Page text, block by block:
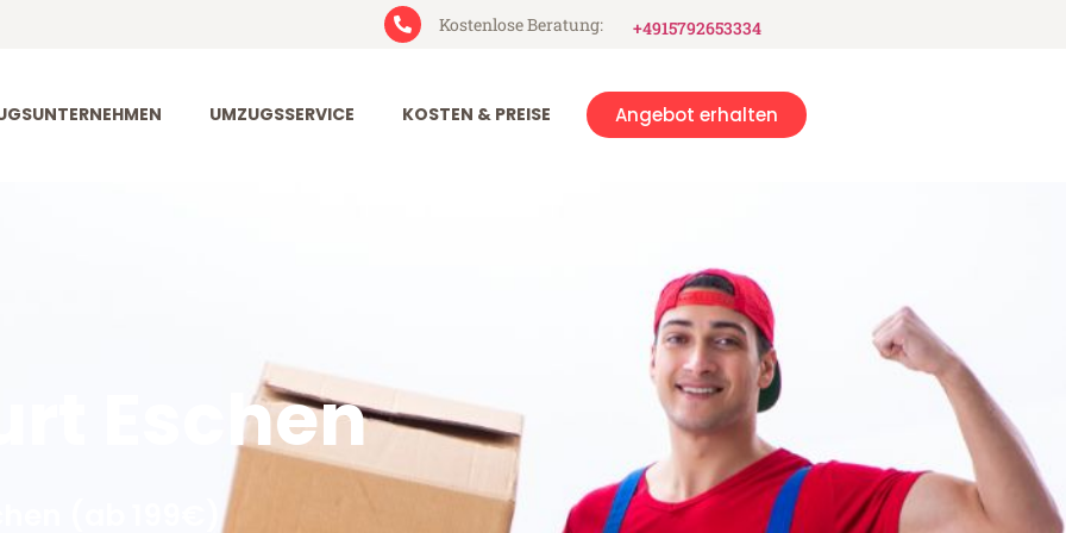
Kostenlose Beratung: +4915792653334
UMZUGSSERVICE KOSTEN & PREISE Angebot erhalten
Eschen